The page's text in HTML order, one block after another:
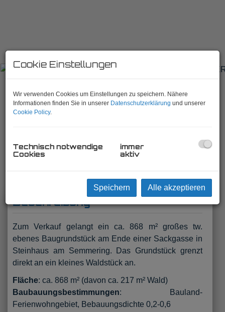
STEINHAUS AM SEMMERING!
Beschreibung
Zum Verkauf gelangt ein ca. 868 m² großes tw.
ebenes Baugrundstück am Ende einer Sackgasse in
Steinhaus am Semmering. Das Grundstück grenzt
direkt an ein kleines Waldstück an.
Fläche: ca. 868 m² (davon ca. 217 m² Wald)
Baubauungsbestimmungen: Bauland-
Ferienwohngebiet, Bebauungsdichte 0,2-0,6
Cookie Einstellungen
Wir verwenden Cookies um Einstellungen zu speichern. Nähere
Informationen finden Sie in unserer Datenschutzerklärung und unserer
Cookie Policy.
Technisch notwendige
Cookies
immer
aktiv
Speichern Alle akzeptieren